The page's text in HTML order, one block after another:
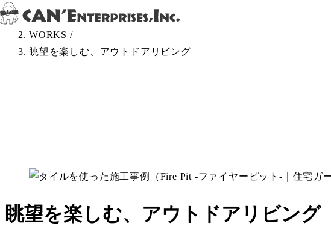
Skip to content
TOP /
WORKS /
眺望を楽しむ、アウトドアリビング
眺望を楽しむ、アウトドアリビング